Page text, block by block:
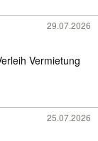
29.07.2026
Vermietung
25.07.2026